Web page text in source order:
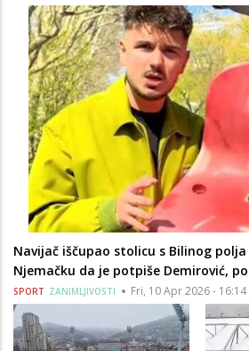
Navijač iščupao stolicu s Bilinog
Njemačku da je potpiše Demirović,
SPORT ZANIMLJIVOSTI Fri, 10 Apr 2026 - 16:14